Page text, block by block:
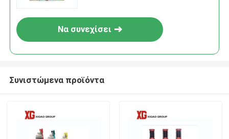
Να συνεχίσει
Συνιστώμενα προϊόντα